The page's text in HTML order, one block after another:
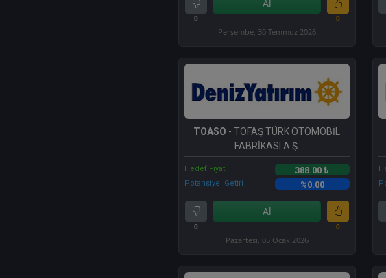
0
Al
0
Perşembe, 30 Temmuz 2026
TOASO - TOFAŞ TÜRK OTOMOBİL
FABRİKASI A.Ş.
Hedef Fiyat 388.00 ₺
Potansiyel Getiri %0.00
0
Al
0
Pazartesi, 05 Ocak 2026